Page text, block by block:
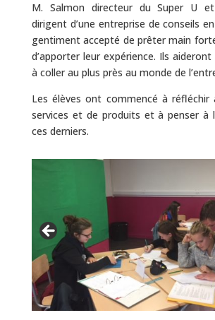
M. Salmon directeur du Super U
dirigent d’une entreprise de conseils
gentiment accepté de prêter main
d’apporter leur expérience. Ils aideront
à coller au plus près au monde de
Les élèves ont commencé à réfléchir
services et de produits et à penser à
ces derniers.